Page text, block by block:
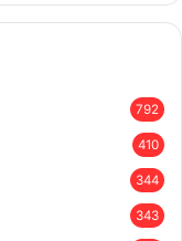
792
410
344
343